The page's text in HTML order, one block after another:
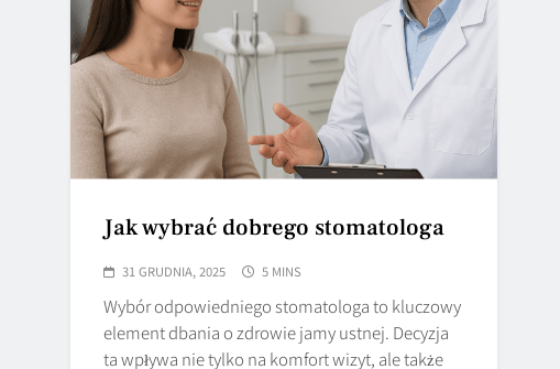
Jak wybrać dobrego stomatologa
31 GRUDNIA, 2025 5 MINS
Wybór odpowiedniego stomatologa to kluczowy
element dbania o zdrowie jamy ustnej. Decyzja
ta wpływa nie tylko na komfort wizyt, ale także